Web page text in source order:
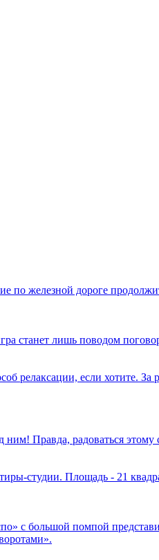
по железной дороге
станет лишь поводом
релаксации, если хотите.
Правда, радоваться
студии. Площадь - 21
с большой помпой